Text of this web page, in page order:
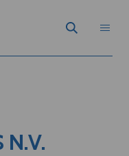
N.V.